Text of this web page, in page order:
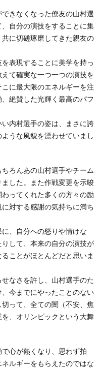
きなくなった僚友の山村選
自分の演技をすることに集
に切磋琢磨してきた親友の
表現することに美学を持っ
て確実な一つ一つの演技を
に最大限のエネルギーを注
絶賛した光輝く最高のパフ
内村選手の姿は、まさに誇
うな風貌を漂わせていまし
ろんあの山村選手やチーム
した。また作戦変更を示唆
ってくれた多くの方々の励
対する感謝の気持ちに満ち
、自分への怒りや情けな
して、本来の自分の演技が
ことがほとんどだと思いま
なさを許し、山村選手のた
今までにやったことのない
って、全ての闇（不安、焦
、オリンピックという大舞
心が熱くなり、思わず拍
ルギーをもらえたのではな